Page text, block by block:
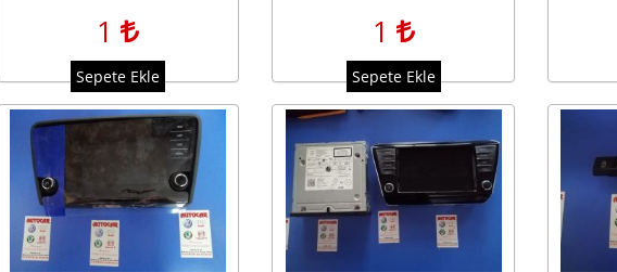
1
Sepete Ekle
1
Sepete Ekle